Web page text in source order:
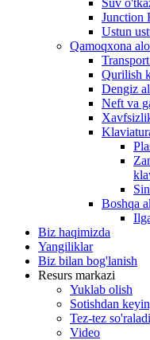
Suv
Junction
Ustun
Qamoqxona
Qurilish
Dengiz
Neft va
Boshqa
Biz haqimizda
Yangiliklar
Biz bilan bog'lanish
Resurs markazi
Yuklab olish
Sotishdan
Tez-tez
Video